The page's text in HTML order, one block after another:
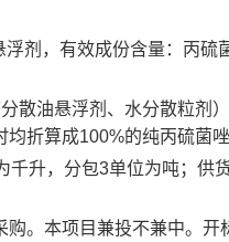
浮剂，有效成份含量：丙硫
散油悬浮剂、水分散粒剂
均折算成100%的纯丙硫菌
千升， 分包3单位为吨；供
购。本项目兼投不兼中。开